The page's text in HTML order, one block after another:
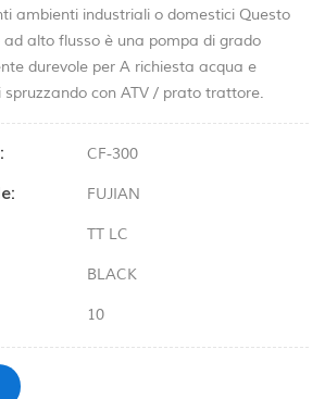
ambienti industriali o domestici Questo
alto flusso è una pompa di grado
durevole per A richiesta acqua e
spruzzando con ATV / prato trattore.
CF-300
FUJIAN
TT LC
BLACK
10